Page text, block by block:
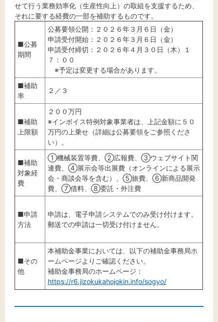
黒 白 黄
せて行う業務効率化（生産性向上）の取組を支援するため、
それに要する経費の一部を補助するものです。
■公募
期間
公募要領公開：２０２６年３月６日（金）
申請受付開始：２０２６年３月６日（金）
申請受付締切：２０２６年４月３０日（木）１
７：００
※予定は変更する場合があります。
■補助
率
２／３
■補助
上限額
２００万円
※インボイス特例対象事業者は、上記金額に５０
万円の上乗せ（詳細は公募要領をご参照くださ
い）。
■補助
対象経
費
①機械装置等費、②広報費、③ウェブサイト関
連費、④展示会等出展費（オンラインによる展示
会・商談会等を含む）、⑤旅費、⑥新商品開発
費、⑦借料、⑧委託・外注費
■申請
方法
申請は、電子申請システムでのみ受け付けます。
郵送での申請は一切受け付けません。
■その
他
本補助金事業においては、以下の補助金事務局ホ
ームページよりご確認ください。
補助金事務局のホームページ：
https://r6.jizokukahojokin.info/sogyo/